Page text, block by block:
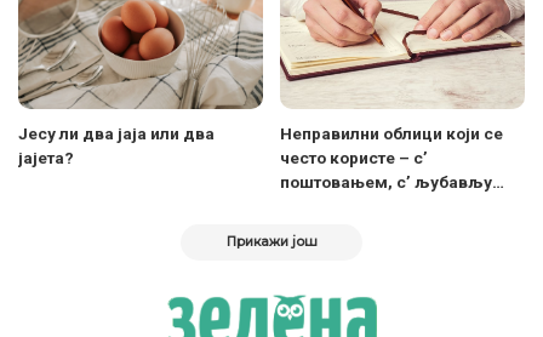
Јесу ли два јаја или два
јајета?
Неправилни облици који се
често користе – с’
поштовањем, с’ љубављу…
Прикажи још